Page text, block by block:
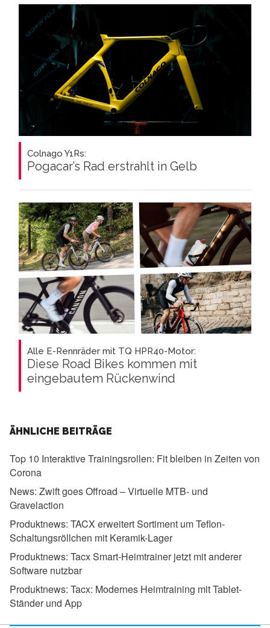
Colnago Y1Rs:
Pogacar’s Rad erstrahlt in Gelb
Alle E-Rennräder mit TQ HPR40-Motor:
Diese Road Bikes kommen mit
eingebautem Rückenwind
ÄHNLICHE BEITRÄGE
Top 10 Interaktive Trainingsrollen: Fit bleiben in Zeiten von
Corona
News: Zwift goes Offroad – Virtuelle MTB- und
Gravelaction
Produktnews: TACX erweitert Sortiment um Teflon-
Schaltungsröllchen mit Keramik-Lager
Produktnews: Tacx Smart-Heimtrainer jetzt mit anderer
Software nutzbar
Produktnews: Tacx: Modernes Heimtraining mit Tablet-
Ständer und App